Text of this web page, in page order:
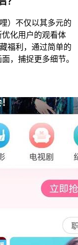
）不仅以其多元的
化用户的观看体
福利，通过简单的
，捕捉更多细节。